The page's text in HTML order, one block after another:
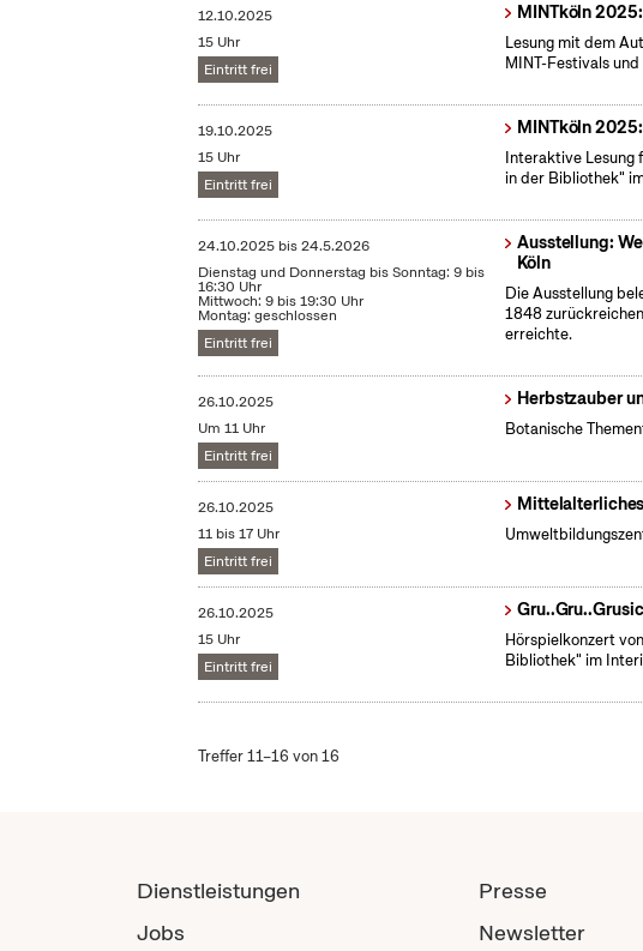
12.10.2025
15 Uhr
Eintritt frei
MINTköln
Lesung mit dem
MINT-Festivals
19.10.2025
15 Uhr
Eintritt frei
MINTköln
Interaktive Lesung
in der Bibliothek"
24.10.2025 bis24.5.2026
Dienstag und Donnerstag bis Sonntag: 9 bis
16:30 Uhr
Mittwoch: 9 bis 19:30 Uhr
Montag: geschlossen
Eintritt frei
Ausstellung:
Köln
Die Ausstellung
1848
erreichte.
26.10.2025
Um 11 Uhr
Eintritt frei
Herbstzauber
Botanische
26.10.2025
11 bis 17 Uhr
Eintritt frei
26.10.2025
15 Uhr
Eintritt frei
Hörspielkonzert
Bibliothek" im
Treffer 11–16 von 16
Dienstleistungen
Jobs
Presse
Newsletter